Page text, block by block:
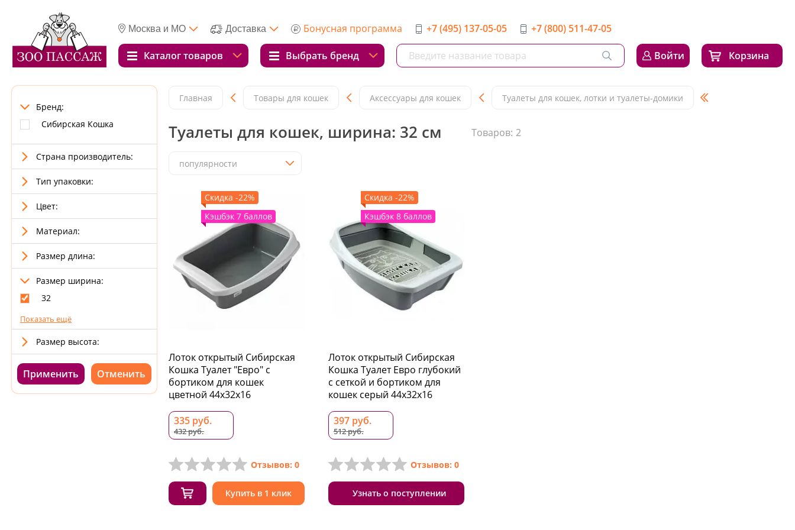
Москва и МО Доставка Бонусная программа +7 (495) 137-05-05 +7 (800) 511-47-05
Каталог товаров Выбрать бренд Войти Корзина
Бренд:
Сибирская Кошка
Страна производитель:
Тип упаковки:
Цвет:
Материал:
Размер длина:
Размер ширина:
32
Показать ещё
Размер высота:
Применить
Главная Товары для кошек Аксессуары для кошек Туалеты для кошек, лотки и туалеты-домики
Туалеты для кошек, ширина: 32 см Товаров: 2
популярности
Скидка -22%
Кэшбэк 7 баллов
Лоток открытый Сибирская
Кошка Туалет "Евро" с
бортиком для кошек
цветной 44х32х16
335 руб.
432 руб.
Отзывов: 0
Купить в 1 клик
Скидка -22%
Кэшбэк 8 баллов
Лоток открытый Сибирская
Кошка Туалет Евро глубокий
с сеткой и бортиком для
кошек серый 44x32x16
397 руб.
512 руб.
Отзывов: 0
Узнать о поступлении